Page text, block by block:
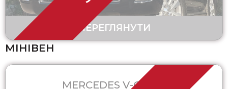
ПЕРЕГЛЯНУТИ
МІНІВЕН
MERCEDES V-CLASS